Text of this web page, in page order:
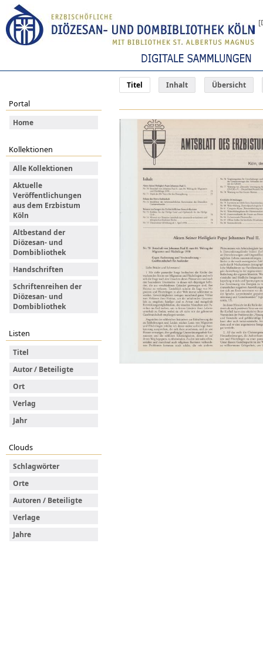
Titel Inhalt Übersicht
Portal
Home
Kollektionen
Alle Kollektionen
Aktuelle
Veröffentlichungen
aus dem Erzbistum
Köln
Altbestand der
Diözesan- und
Dombibliothek
Handschriften
Schriftenreihen der
Diözesan- und
Dombibliothek
Listen
Titel
Autor / Beteiligte
Ort
Verlag
Jahr
Clouds
Schlagwörter
Orte
Autoren / Beteiligte
Verlage
Jahre